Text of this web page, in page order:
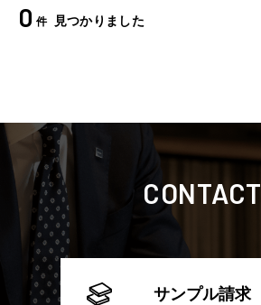
0 件 見つかりました
CONTACT
サンプル請求